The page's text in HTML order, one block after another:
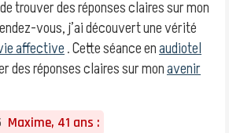
trouver des réponses claires sur mon
vous, j’ai découvert une vérité
affective. Cette séance enaudiotel
des réponses claires sur monavenir
Maxime, 41 ans :